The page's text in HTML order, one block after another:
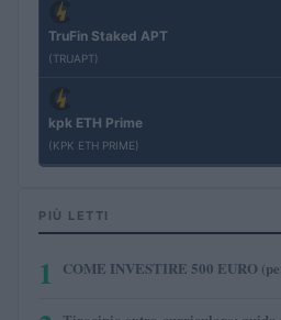
TruFin Staked APT
(TRUAPT)
kpk ETH Prime
(KPK ETH PRIME)
PIÙ LETTI
1 COME INVESTIRE 500 EURO